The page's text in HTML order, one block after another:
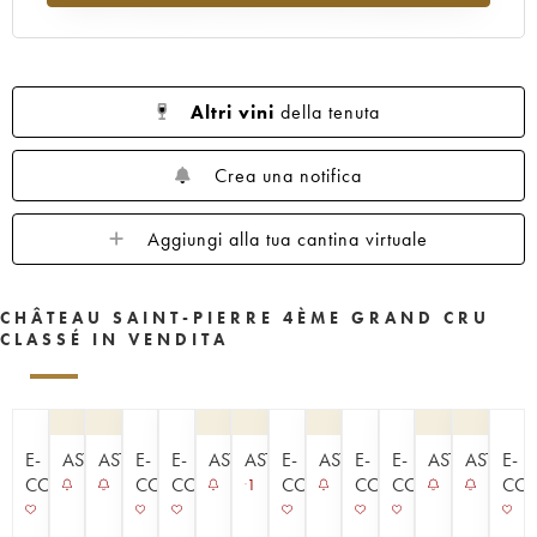
Altri vini della tenuta
Crea una notifica
Aggiungi alla tua cantina virtuale
CHÂTEAU SAINT-PIERRE 4ÈME GRAND CRU
CLASSÉ IN VENDITA
E-
COMMERCE
ASTAASTAE-
COMMERCE
E-
COMMERCE
ASTAASTA
1
E-
COMMERCE
ASTAE-
COMMERCE
E-
COMMERCE
ASTAASTAE-